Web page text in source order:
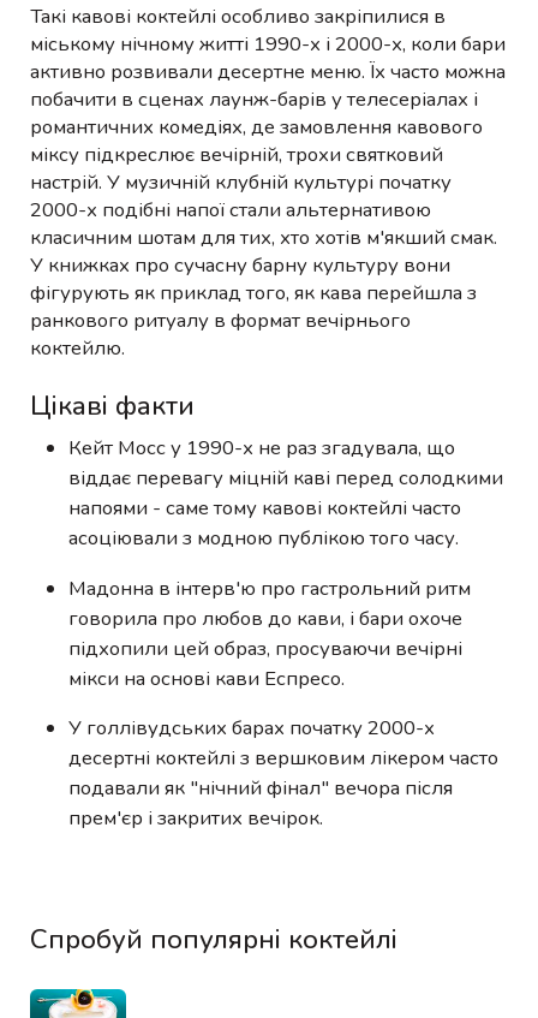
Такі кавові коктейлі особливо закріпилися в
міському нічному житті 1990-х і 2000-х, коли бари
активно розвивали десертне меню. Їх часто можна
побачити в сценах лаунж-барів у телесеріалах і
романтичних комедіях, де замовлення кавового
міксу підкреслює вечірній, трохи святковий
настрій. У музичній клубній культурі початку
2000-х подібні напої стали альтернативою
класичним шотам для тих, хто хотів м'якший смак.
У книжках про сучасну барну культуру вони
фігурують як приклад того, як кава перейшла з
ранкового ритуалу в формат вечірнього
коктейлю.
Цікаві факти
Кейт Мосс у 1990-х не раз згадувала, що
віддає перевагу міцній каві перед солодкими
напоями - саме тому кавові коктейлі часто
асоціювали з модною публікою того часу.
Мадонна в інтерв'ю про гастрольний ритм
говорила про любов до кави, і бари охоче
підхопили цей образ, просуваючи вечірні
мікси на основі кави Еспресо.
У голлівудських барах початку 2000-х
десертні коктейлі з вершковим лікером часто
подавали як "нічний фінал" вечора після
прем'єр і закритих вечірок.
Спробуй популярні коктейлі